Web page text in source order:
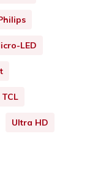
LED
TCL
Ultra HD